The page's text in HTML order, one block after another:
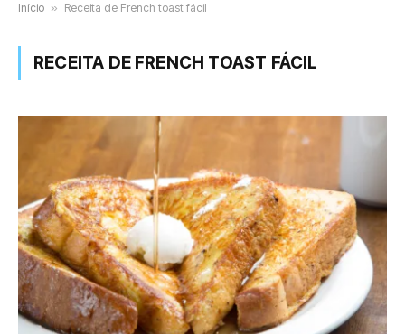
Início » Receita de French toast fácil
RECEITA DE FRENCH TOAST FÁCIL